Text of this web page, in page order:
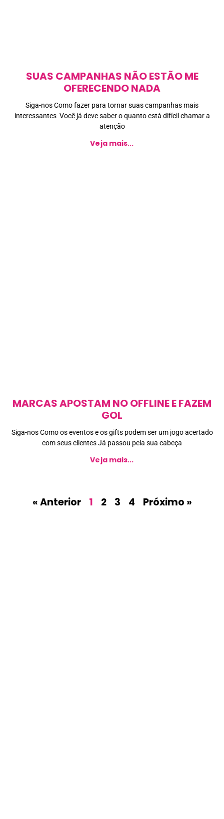
SUAS CAMPANHAS NÃO ESTÃO ME
OFERECENDO NADA
Siga-nos Como fazer para tornar suas campanhas mais
interessantes Você já deve saber o quanto está difícil chamar a
atenção
Veja mais...
MARCAS APOSTAM NO OFFLINE E FAZEM
GOL
Siga-nos Como os eventos e os gifts podem ser um jogo acertado
com seus clientes Já passou pela sua cabeça
Veja mais...
« Anterior 1 2 3 4 Próximo »